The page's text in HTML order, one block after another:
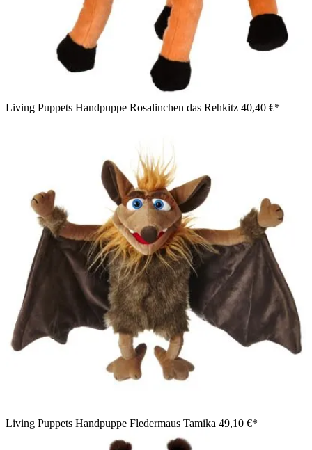
Living Puppets Handpuppe Rosalinchen das Rehkitz 40,40 €*
Living Puppets Handpuppe Fledermaus Tamika 49,10 €*